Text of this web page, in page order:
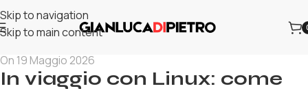
Skip to navigation
Skip to main content
On 19 Maggio 2026
In viaggio con Linux: come